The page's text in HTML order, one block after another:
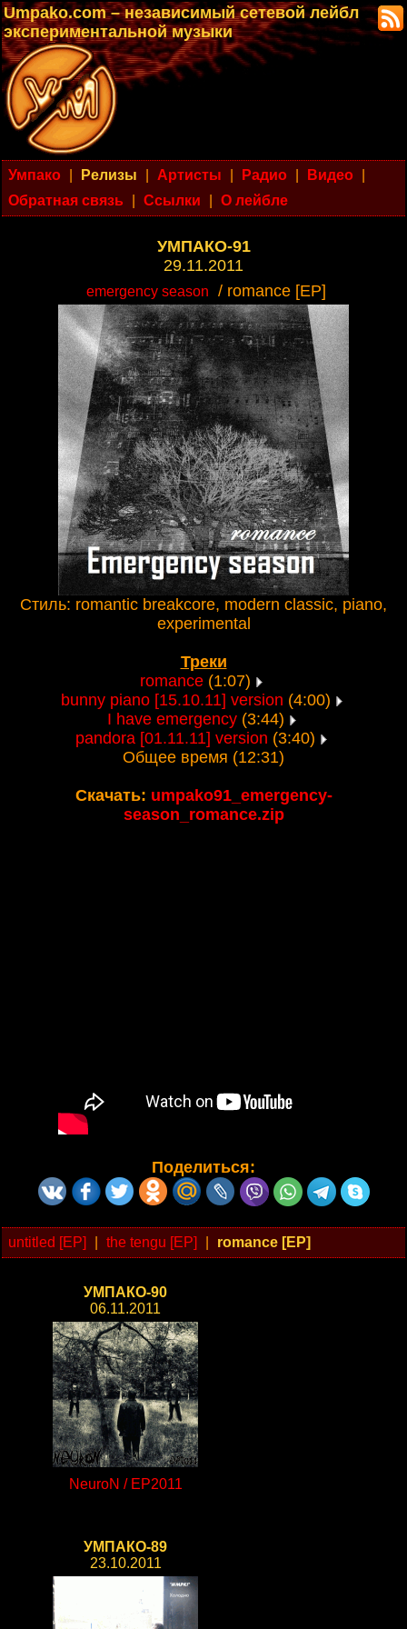
Umpako.com – независимый сетевой лейбл
экспериментальной музыки
Умпако Релизы Артисты Радио Видео
Обратная связь
Ссылки О лейбле
УМПАКО-91
29.11.2011
emergency season / romance [EP]
Стиль: romantic breakcore, modern classic, piano,
experimental
Треки
romance (1:07)
bunny piano [15.10.11] version (4:00)
I have emergency(3:44)
pandora [01.11.11] version (3:40)
Общее время (12:31)
Скачать: umpako91_emergency-
season_romance.zip
Поделиться:
untitled [EP] the tengu [EP] romance [EP]
УМПАКО-90
06.11.2011
NeuroN / EP2011
УМПАКО-89
23.10.2011